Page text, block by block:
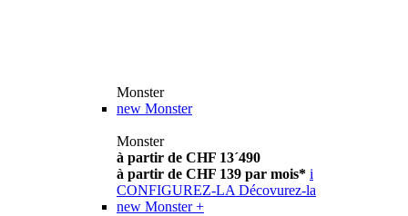
Monster
new Monster
Monster
à partir de CHF 13´490
à partir de CHF 139 par mois* i
CONFIGUREZ-LA Décovurez-la
new Monster +